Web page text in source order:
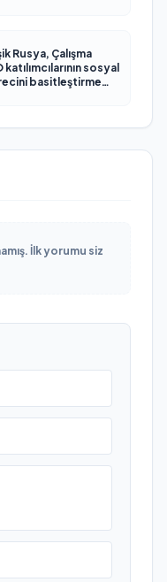
Rusya, Çalışma
katılımcılarının sosyal
basitleştirme
İlk yorumu siz